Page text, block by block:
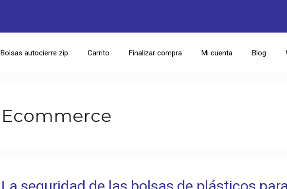
Bolsas autocierre zip Carrito Finalizar compra Mi cuenta Blog
Ecommerce